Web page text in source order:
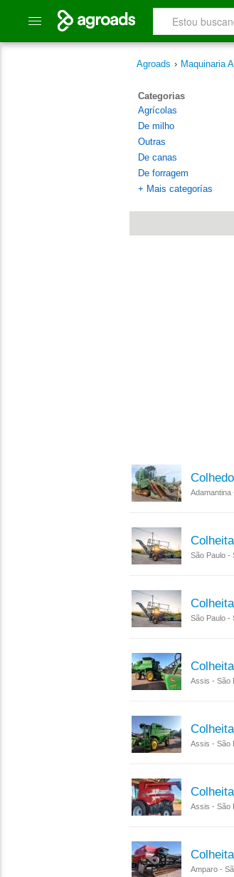
Agroads › Maquinaria
Categorias
Agrícolas
De milho
Outras
De canas
De forragem
+ Mais categorías
Adamantina
São Paulo -
São Paulo -
Assis - São
Assis - São
Assis - São
Amparo -